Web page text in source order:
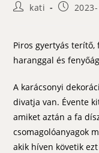
Postkati
Post
Piros gyertyás
haranggal és
A karácsonyi
divatja van. Évente
amiket aztán a fa
csomagolóanyagok
akik híven követik